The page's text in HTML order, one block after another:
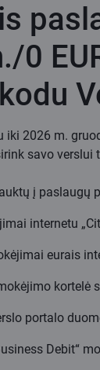
0
iki 2026 m.
savo
į paslaugų
internetu
eurais
kortelė
portalo
Debit“